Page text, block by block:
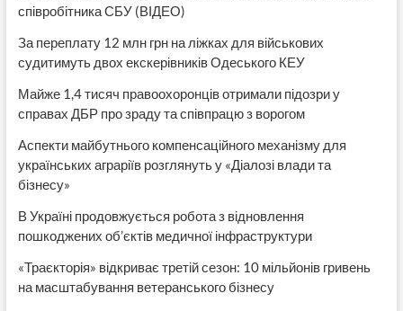
співробітника СБУ (ВІДЕО)
За переплату 12 млн грн на ліжках для військових
судитимуть двох екскерівників Одеського КЕУ
Майже 1,4 тисяч правоохоронців отримали підозри у
справах ДБР про зраду та співпрацю з ворогом
Аспекти майбутнього компенсаційного механізму для
українських аграріїв розглянуть у «Діалозі влади та
бізнесу»
В Україні продовжується робота з відновлення
пошкоджених об’єктів медичної інфраструктури
«Траєкторія» відкриває третій сезон: 10 мільйонів гривень
на масштабування ветеранського бізнесу